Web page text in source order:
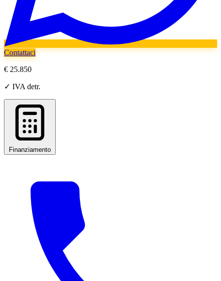
Contattaci
€ 25.850
✓ IVA detr.
Finanziamento